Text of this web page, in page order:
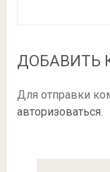
ДОБАВИТЬ
Для отправки
авторизоваться.